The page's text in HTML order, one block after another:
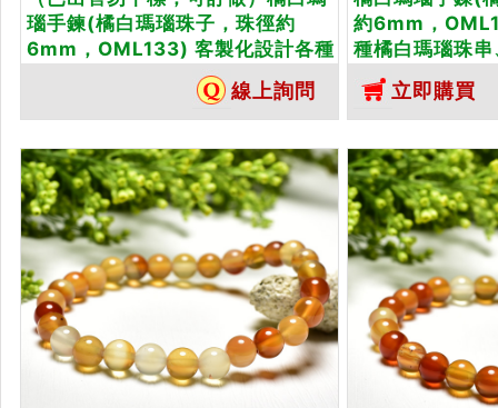
瑙手鍊(橘白瑪瑙珠子，珠徑約
6mm，OML133) 客製化設計各種
橘白瑪瑙珠串、橘白瑪瑙珠子、橘
白瑪瑙手鍊、橘白瑪瑙手珠。★附
東方翡翠寶石保證卡
線上詢問
約6mm，
種橘白瑪瑙珠
橘白瑪瑙手鍊
附東方翡翠寶
立即購買